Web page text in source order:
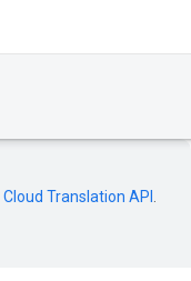
Cloud Translation API